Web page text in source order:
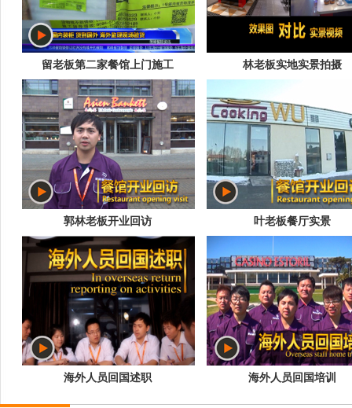
留老板第二家餐馆上门施工 林老板实地实景拍摄
郭林老板开业回访 叶老板餐厅实景
海外人员回国述职 海外人员回国培训